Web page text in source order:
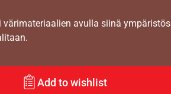
avulla siinä
Add to wishlist